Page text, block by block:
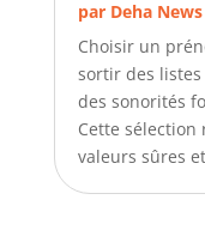
par Deha News
Choisir un
sortir des
des sonorités
Cette sélection
valeurs sûres